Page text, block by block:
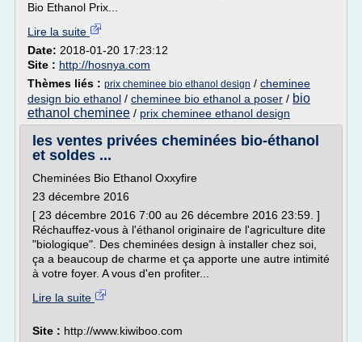
Bio Ethanol Prix...
Lire la suite
Date: 2018-01-20 17:23:12
Site : http://hosnya.com
Thèmes liés : prix cheminee bio ethanol design / cheminee
design bio ethanol / cheminee bio ethanol a poser / bio
ethanol cheminee / prix cheminee ethanol design
les ventes privées cheminées bio-éthanol
et soldes ...
Cheminées Bio Ethanol Oxxyfire
23 décembre 2016
[ 23 décembre 2016 7:00 au 26 décembre 2016 23:59. ]
Réchauffez-vous à l'éthanol originaire de l'agriculture dite
"biologique". Des cheminées design à installer chez soi,
ça a beaucoup de charme et ça apporte une autre intimité
à votre foyer. A vous d'en profiter...
Lire la suite
Site : http://www.kiwiboo.com